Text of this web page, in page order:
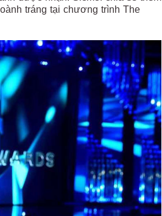
tráng tại chương trình The